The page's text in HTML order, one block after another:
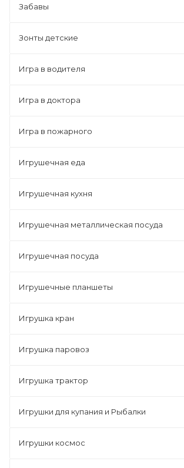
Забавы
Зонты детские
Игра в водителя
Игра в доктора
Игра в пожарного
Игрушечная еда
Игрушечная кухня
Игрушечная металлическая посуда
Игрушечная посуда
Игрушечные планшеты
Игрушка кран
Игрушка паровоз
Игрушка трактор
Игрушки для купания и Рыбалки
Игрушки космос